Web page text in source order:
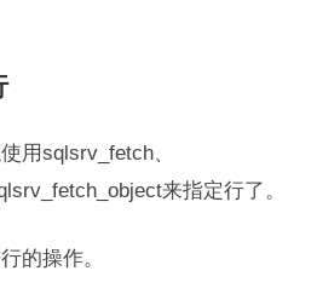
用sqlsrv_fetch、
来指定行了。
的操作。